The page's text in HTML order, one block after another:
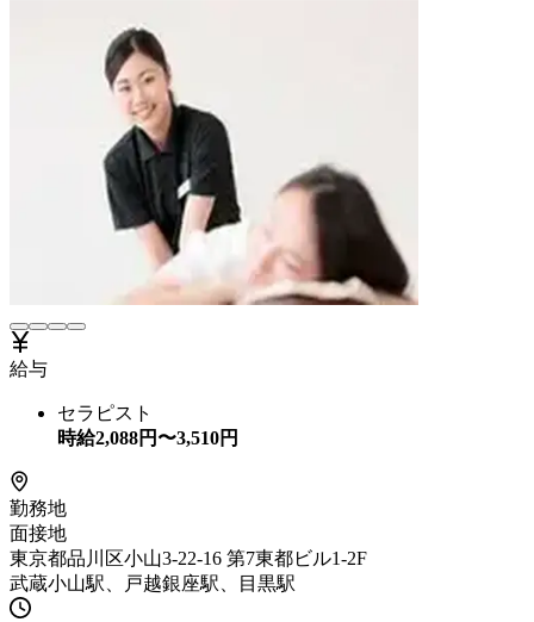
給与
セラピスト
時給2,088円〜3,510円
勤務地
面接地
東京都品川区小山3-22-16 第7東都ビル1-2F
武蔵小山駅、戸越銀座駅、目黒駅